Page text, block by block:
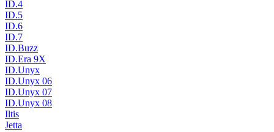
ID.4
ID.5
ID.6
ID.7
ID.Buzz
ID.Era 9X
ID.Unyx
ID.Unyx 06
ID.Unyx 07
ID.Unyx 08
Iltis
Jetta